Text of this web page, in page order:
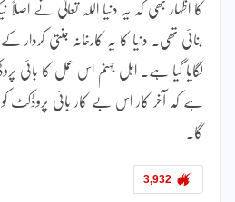
کا اظہار بھی کہ یہ دنیا اللہ تعالیٰ نے
بنائی تھی۔ دنیا کا یہ کارخانہ جنتی کردار
لگایا گیا ہے۔ اہل جہنم اس عمل کا بائی
ہے کہ آخر کار اس بے کار بائی پروڈکٹ
گا۔
3,932